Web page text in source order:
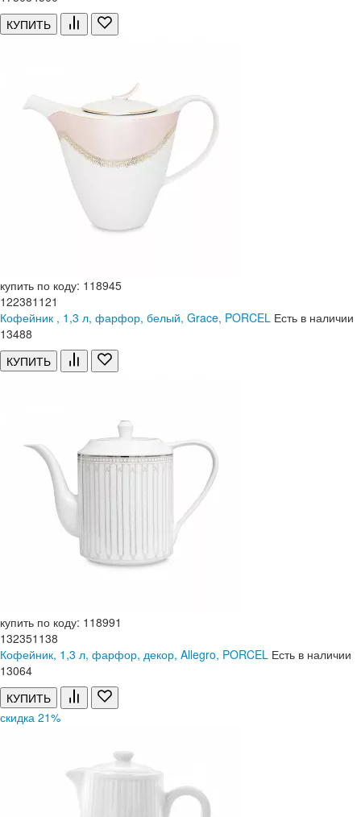
КУПИТЬ
купить по коду: 118945
122381121
Кофейник , 1,3 л, фарфор, белый, Grace, PORCEL Есть в наличии
13488
КУПИТЬ
купить по коду: 118991
132351138
Кофейник, 1,3 л, фарфор, декор, Allegro, PORCEL Есть в наличии
13064
КУПИТЬ
скидка 21%